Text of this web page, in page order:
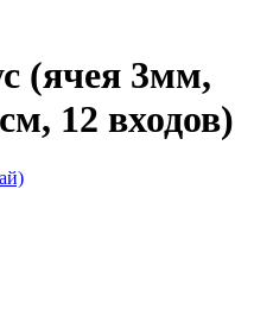
(ячея 3мм,
12 входов)